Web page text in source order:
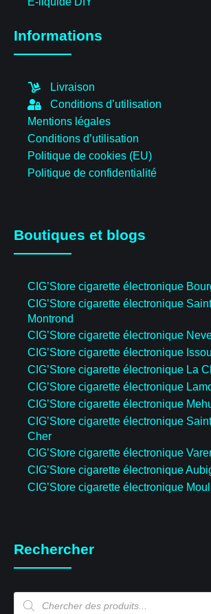
Informations
Livraison
Conditions d’utilisation
Mentions légales
Conditions d’utilisation
Politique de cookies (EU)
Politique de confidentialité
Boutiques et blogs
CIG’Store cigarette électronique
CIG’Store cigarette électronique
Montrond
CIG’Store cigarette électronique
CIG’Store cigarette électronique
CIG’Store cigarette électronique La
CIG’Store cigarette électronique
CIG’Store cigarette électronique
CIG’Store cigarette électronique
Cher
CIG’Store cigarette électronique
CIG’Store cigarette électronique
CIG’Store cigarette électronique
Rechercher
Recherche